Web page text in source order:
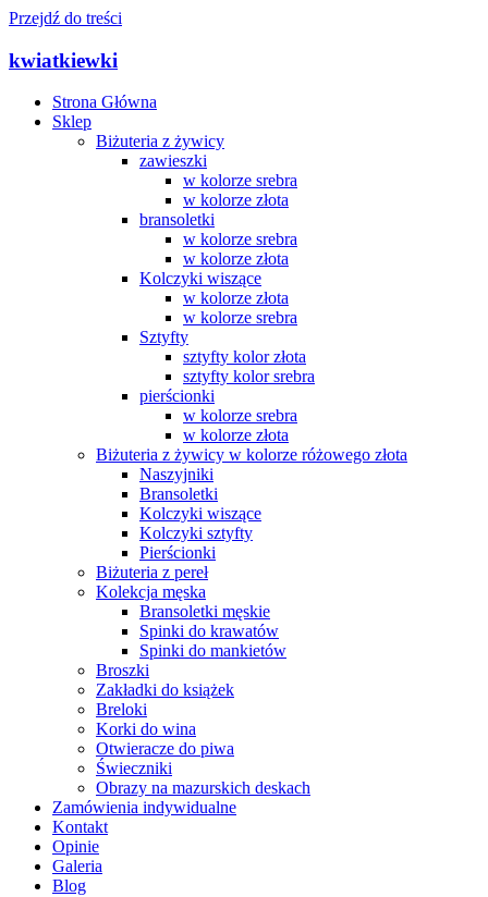
Przejdź do treści
kwiatkiewki
Strona Główna
Sklep
Biżuteria z żywicy
zawieszki
w kolorze srebra
w kolorze złota
bransoletki
w kolorze srebra
w kolorze złota
Kolczyki wiszące
w kolorze złota
w kolorze srebra
Sztyfty
sztyfty kolor złota
sztyfty kolor srebra
pierścionki
w kolorze srebra
w kolorze złota
Biżuteria z żywicy w kolorze różowego złota
Naszyjniki
Bransoletki
Kolczyki wiszące
Kolczyki sztyfty
Pierścionki
Biżuteria z pereł
Kolekcja męska
Bransoletki męskie
Spinki do krawatów
Spinki do mankietów
Broszki
Zakładki do książek
Breloki
Korki do wina
Otwieracze do piwa
Świeczniki
Obrazy na mazurskich deskach
Zamówienia indywidualne
Kontakt
Opinie
Galeria
Blog